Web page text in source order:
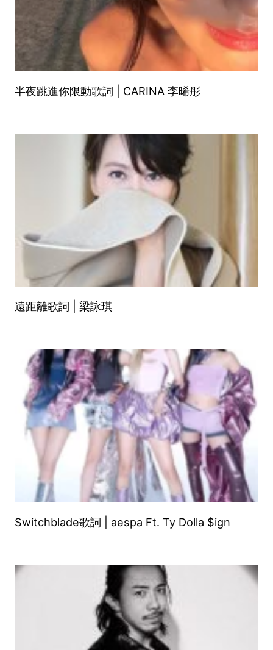
半夜跳進你限動歌詞 | CARINA 李晞彤
遠距離歌詞 | 梁詠琪
Switchblade歌詞 | aespa Ft. Ty Dolla $ign